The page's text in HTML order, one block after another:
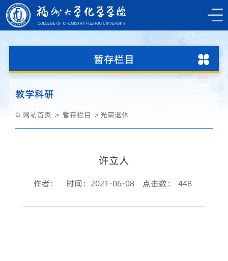
暂存栏目
教学科研
网站首页 暂存栏目 光荣退休
许立人
作者： 时间：2021-06-08 点击数： 448